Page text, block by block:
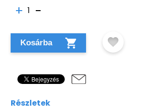
1
Kosárba
Részletek